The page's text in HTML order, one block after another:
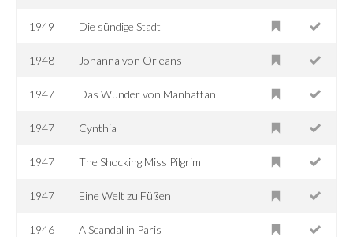
1949 Die sündige Stadt
1948 Johanna von Orleans
1947 Das Wunder von Manhattan
1947 Cynthia
1947 The Shocking Miss Pilgrim
1947 Eine Welt zu Füßen
1946 A Scandal in Paris